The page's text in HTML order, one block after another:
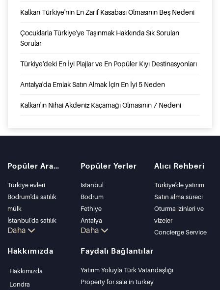
Kalkan Türkiye'nin En Zarif Kasabası Olmasının Beş Nedeni
Çocuklarla Türkiye'ye Taşınmak Hakkında Sık Sorulan
Sorular
Türkiye'deki En İyi Plajlar ve En Popüler Kıyı Destinasyonları
Antalya'da Emlak Satın Almak İçin En İyi 5 Neden
Kalkan'ın Nihai Akdeniz Kaçamağı Olmasının 7 Nedeni
Popüler Aramalar
Türkiye evleri
Bodrum'da satılık
mülk
İstanbul'da satılık
daire
Bodrum Villası
Antalya'da satılık
Daha
Popüler Yerler
Istanbul
Bodrum
Fethiye
Antalya
Kalkan
Kas
Bursa
Gocek
Daha
Alıcı Rehberi
Türkiye'de yatırım
Satın alma süreci
Oturma izinleri ve
vizeler
Concierge Service
Hakkımızda
Hakkımızda
Londra
Faydalı Bağlantılar
Yatırım Yoluyla Türk Vatandaşlığı
Property for sale in turkey